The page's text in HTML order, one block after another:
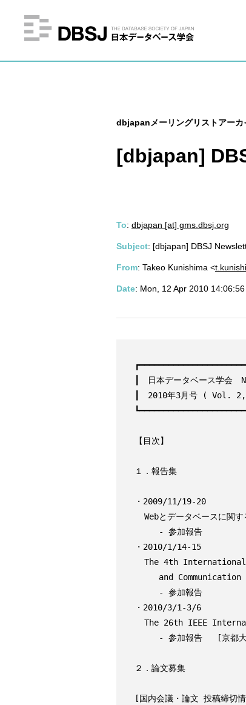
dbjapanメーリングリストアーカ
[dbjapan]
To: dbjapan [at] gms.dbsj.org
Subject: [dbjapan] DBSJ
From: Takeo Kunishima <
Date: Mon, 12 Apr 2010
┃　日本データベース学会
┃　2010年3月号 ( Vol.
【目次】
１．報告集
・2009/11/19-20
・2010/1/14-15
・2010/3/1-3/6
２．論文募集
[国内会議・論文 投稿締切